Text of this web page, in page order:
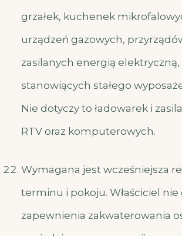
grzałek, kuchenek
urządzeń gazowych,
zasilanych energią elektryczną,
stanowiących stałego
Nie dotyczy to ładowarek i
RTV oraz komputerowych.
Wymagana jest wcześniejsza
terminu i pokoju. Właściciel
zapewnienia zakwaterowania